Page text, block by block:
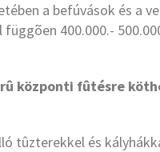
a befúvások és a
400.000.-
központi fûtésre
tûzterekkel és